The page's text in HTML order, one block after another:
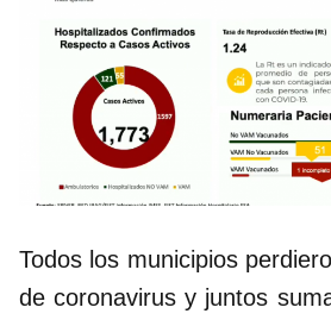
Todos los municipios
de coronavirus y juntos